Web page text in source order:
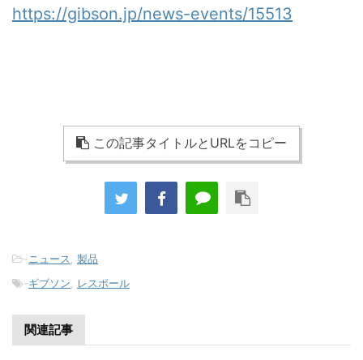
https://gibson.jp/news-events/15513
この記事タイトルとURLをコピー
-ニュース, 製品
-ギブソン, レスポール
関連記事